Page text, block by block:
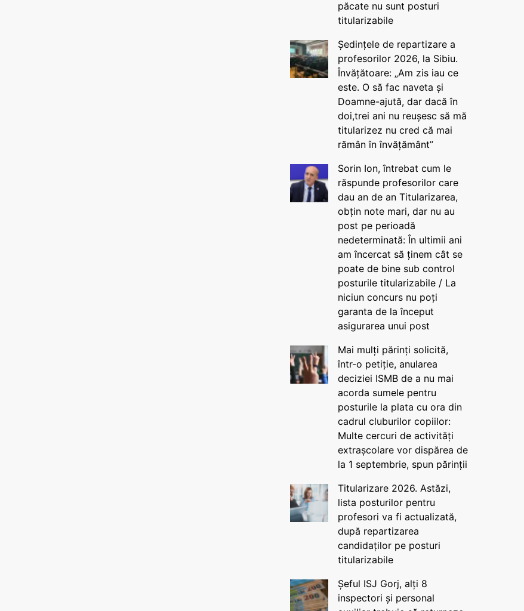
păcate nu sunt posturi
titularizabile
Ședințele de repartizare a
profesorilor 2026, la Sibiu.
Învățătoare: „Am zis iau ce
este. O să fac naveta și
Doamne-ajută, dar dacă în
doi,trei ani nu reușesc să mă
titularizez nu cred că mai
rămân în învățământ”
Sorin Ion, întrebat cum le
răspunde profesorilor care
dau an de an Titularizarea,
obțin note mari, dar nu au
post pe perioadă
nedeterminată: În ultimii ani
am încercat să ținem cât se
poate de bine sub control
posturile titularizabile / La
niciun concurs nu poți
garanta de la început
asigurarea unui post
Mai mulți părinți solicită,
într-o petiție, anularea
deciziei ISMB de a nu mai
acorda sumele pentru
posturile la plata cu ora din
cadrul cluburilor copiilor:
Multe cercuri de activități
extrașcolare vor dispărea de
la 1 septembrie, spun părinții
Titularizare 2026. Astăzi,
lista posturilor pentru
profesori va fi actualizată,
după repartizarea
candidaților pe posturi
titularizabile
Șeful ISJ Gorj, alți 8
inspectori și personal